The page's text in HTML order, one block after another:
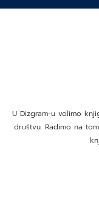
U Dizgram-u volimo
društvu. Radimo na